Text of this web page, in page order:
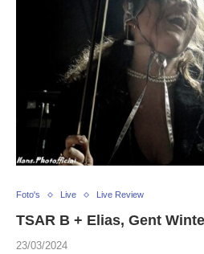
Foto's Live Live Review
TSAR B + Elias, Gent
23/03/2024